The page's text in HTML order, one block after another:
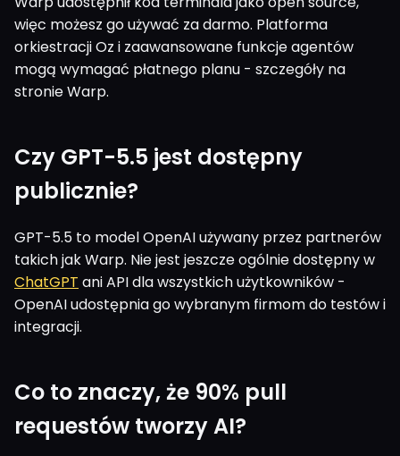
więc możesz go używać za darmo. Platforma
orkiestracji Oz i zaawansowane funkcje agentów
mogą wymagać płatnego planu - szczegóły na
stronie Warp.
Czy GPT-5.5 jest dostępny
publicznie?
GPT-5.5 to model OpenAI używany przez partnerów
takich jak Warp. Nie jest jeszcze ogólnie dostępny w
ChatGPT ani API dla wszystkich użytkowników -
OpenAI udostępnia go wybranym firmom do testów i
integracji.
Co to znaczy, że 90% pull
requestów tworzy AI?